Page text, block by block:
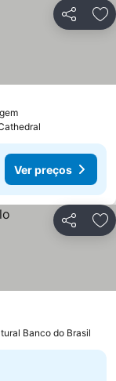
Partilhar
Ver preços
Partilhar
Banco do Brasil